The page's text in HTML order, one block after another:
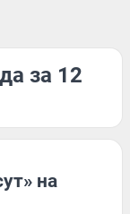
за 12
на